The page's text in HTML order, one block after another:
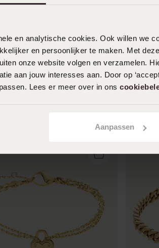
en analytische cookies. Ook willen we
en persoonlijker te maken. Met
onze website volgen en verzamelen.
aan jouw interesses aan. Door op
Lees er meer over in ons
Aanpassen
Edelstahl, rotvergoldet,
50 00